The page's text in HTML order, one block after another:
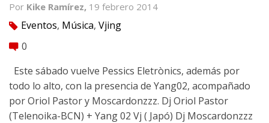
Por Kike Ramírez, 19 febrero 2014
tag Eventos, Música, Vjing
comment 0
Este sábado vuelve Pessics Eletrònics, además por
todo lo alto, con la presencia de Yang02, acompañado
por Oriol Pastor y Moscardonzzz. Dj Oriol Pastor
(Telenoika-BCN) + Yang 02 Vj ( Japó) Dj Moscardonzzz